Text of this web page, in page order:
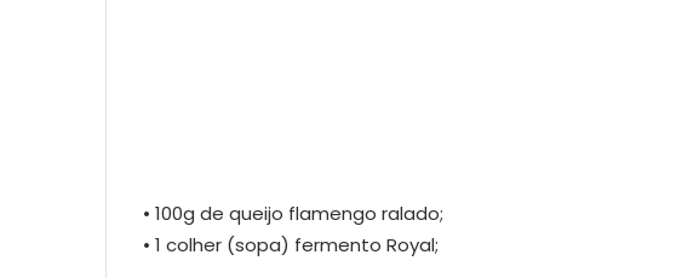
• 100g de queijo flamengo ralado;
• 1 colher (sopa) fermento Royal;